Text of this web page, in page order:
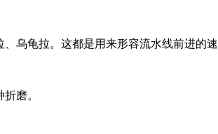
乌龟拉。这都是用来形容流水线前进的
磨。